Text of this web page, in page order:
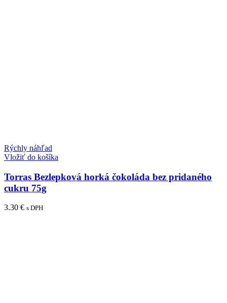
Rýchly náhľad
Vložiť do košíka
Torras Bezlepková horká čokoláda bez pridaného
cukru 75g
3.30 € s DPH